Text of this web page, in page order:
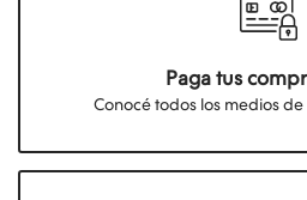
Paga tus
Conocé todos los medios